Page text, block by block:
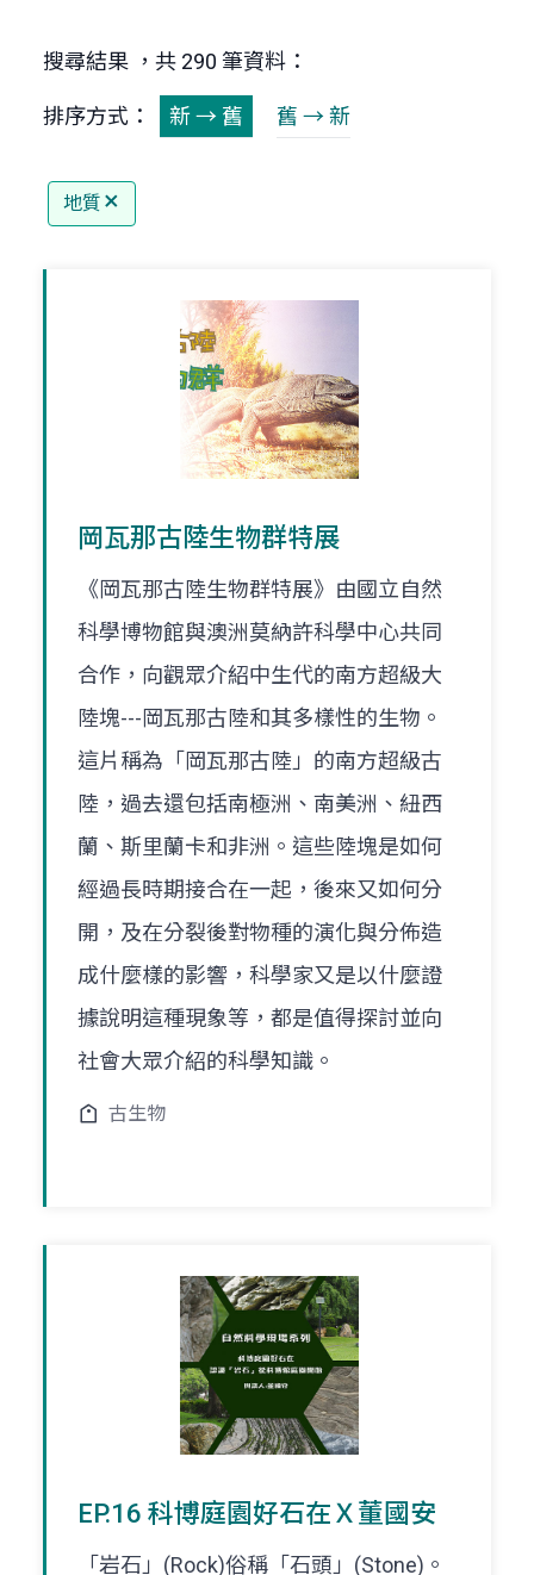
搜尋結果 ，共 290 筆資料：
排序方式： 新 → 舊 舊 → 新
地質
岡瓦那古陸生物群特展
《岡瓦那古陸生物群特展》由國立自然
科學博物館與澳洲莫納許科學中心共同
合作，向觀眾介紹中生代的南方超級大
陸塊---岡瓦那古陸和其多樣性的生物。
這片稱為「岡瓦那古陸」的南方超級古
陸，過去還包括南極洲、南美洲、紐西
蘭、斯里蘭卡和非洲。這些陸塊是如何
經過長時期接合在一起，後來又如何分
開，及在分裂後對物種的演化與分佈造
成什麼樣的影響，科學家又是以什麼證
據說明這種現象等，都是值得探討並向
社會大眾介紹的科學知識。
古生物
EP.16 科博庭園好石在Ｘ董國安
「岩石」(Rock)俗稱「石頭」(Stone)。